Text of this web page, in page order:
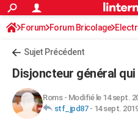
ACTUALITÉS
Politique
Société
Faits Divers
Education
Monde
Villes
+
FINANCE
Retraite
Impôts
Epargne
Immobilier
Risques naturels par ville
Banque
Assurance
Crédit
AUTO
Forum Forum Bricolage
Sujet Précédent
Disjoncteur général
Roms- Modifié le 14 sept.
stf_jpd87- 14 sept.